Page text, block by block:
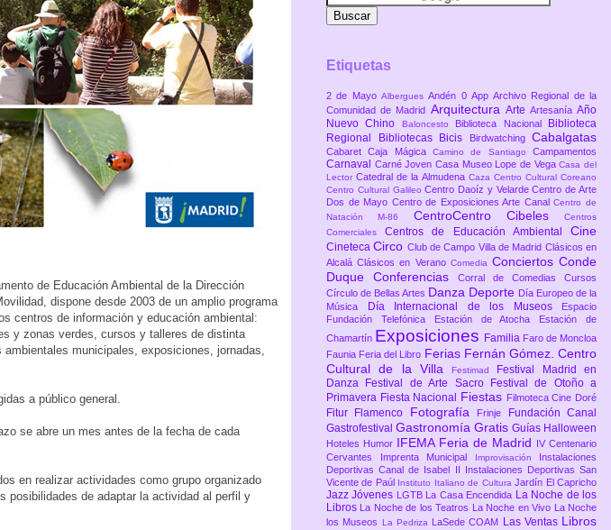
de Educación Ambiental de la Dirección
dispone desde 2003 de un amplio programa
centros de información y educación ambiental:
y zonas verdes, cursos y talleres de distinta
municipales, exposiciones, jornadas,
a público general.
se abre un mes antes de la fecha de cada
en realizar actividades como grupo organizado
posibilidades de adaptar la actividad al perfil y
Etiquetas
2 de Mayo AlberguesAndén 0 AppArchivo Regional de la
Comunidad de Madrid Arquitectura Arte ArtesaníaAño
Nuevo Chino
Baloncesto Biblioteca Nacional
Biblioteca
Regional
Bibliotecas Bicis Birdwatching Cabalgatas
CabaretCaja MágicaCamino de SantiagoCampamentos
Carnaval Carné JovenCasa Museo Lope de VegaCasa del
LectorCatedral de la Almudena Caza Centro Cultural Coreano
Centro Cultural GalileoCentro Daoíz y VelardeCentro de Arte
Dos de Mayo Centro de Exposiciones Arte CanalCentro de
Natación M-86 CentroCentro Cibeles
Centros
ComercialesCentros de Educación AmbientalCine
CinetecaCirco Club de Campo Villa de Madrid Clásicos en
AlcaláClásicos en Verano Comedia ConciertosConde
Duque Conferencias Corral de Comedias Cursos
Círculo de Bellas Artes Danza Deporte Día Europeo de la
Música
Día Internacional de los Museos
Espacio
Fundación Telefónica
Estación de Atocha
Estación de
Chamartín Exposiciones Familia Faro de Moncloa
Faunia Feria del Libro Ferias Fernán Gómez. Centro
Cultural de la VillaFestimad
Festival Madrid en
Danza
Festival de Arte Sacro
Festival de Otoño a
Primavera Fiesta Nacional Fiestas Filmoteca Cine Doré
Fitur Flamenco Fotografía Frinje
Fundación Canal
Gastrofestival Gastronomía Gratis Guías Halloween
Hoteles Humor IFEMA Feria de Madrid
IV Centenario
Cervantes
Imprenta Municipal Improvisación
Instalaciones
Deportivas Canal de Isabel II
Instalaciones Deportivas San
Vicente de Paúl
Instituto Italiano de CulturaJardín El Capricho
JazzJóvenes LGTB La Casa Encendida La Noche de los
Libros
La Noche de los Teatros La Noche en Vivo
La Noche
los Museos
La Pedriza LaSede COAM Las Ventas Libros